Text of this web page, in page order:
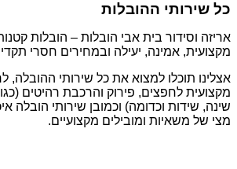
כל שירותי ההובלות
אריזה וסידור בית אבי הובלות – הובלות
מקצועית, אמינה, יעילה ובמחירים חסרי
אצלינו תוכלו למצוא את כל שירותי ההובלה,
מקצועית לחפצים, פירוק והרכבת רהיטים
שינה, שידות וכדומה) וכמובן שירותי הובלה
מצי של משאיות ומובילים מקצועיים.